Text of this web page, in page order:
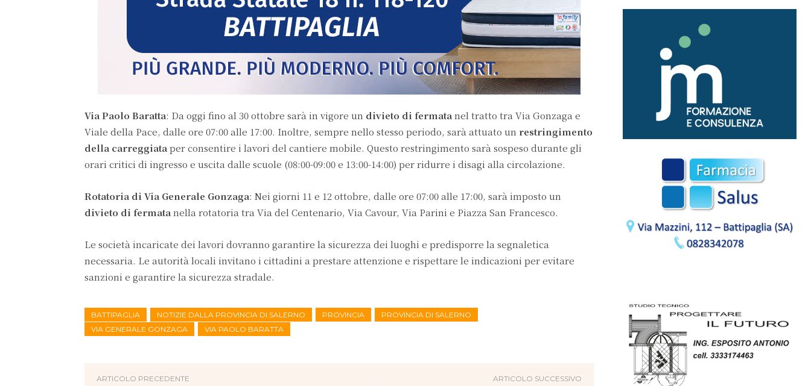
Via Paolo Baratta: Da oggi fino al 30 ottobre sarà in vigore un divieto di fermata nel tratto tra Via Gonzaga e
Viale della Pace, dalle ore 07:00 alle 17:00. Inoltre, sempre nello stesso periodo, sarà attuato un restringimento
della carreggiata per consentire i lavori del cantiere mobile. Questo restringimento sarà sospeso durante gli
orari critici di ingresso e uscita dalle scuole (08:00-09:00 e 13:00-14:00) per ridurre i disagi alla circolazione.
Rotatoria di Via Generale Gonzaga: Nei giorni 11 e 12 ottobre, dalle ore 07:00 alle 17:00, sarà imposto un
divieto di fermata nella rotatoria tra Via del Centenario, Via Cavour, Via Parini e Piazza San Francesco.
Le società incaricate dei lavori dovranno garantire la sicurezza dei luoghi e predisporre la segnaletica
necessaria. Le autorità locali invitano i cittadini a prestare attenzione e rispettare le indicazioni per evitare
sanzioni e garantire la sicurezza stradale.
BATTIPAGLIA NOTIZIE DALLA PROVINCIA DI SALERNO PROVINCIA
PROVINCIA DI SALERNO
VIA GENERALE GONZAGA
VIA PAOLO BARATTA
ARTICOLO PRECEDENTE ARTICOLO SUCCESSIVO